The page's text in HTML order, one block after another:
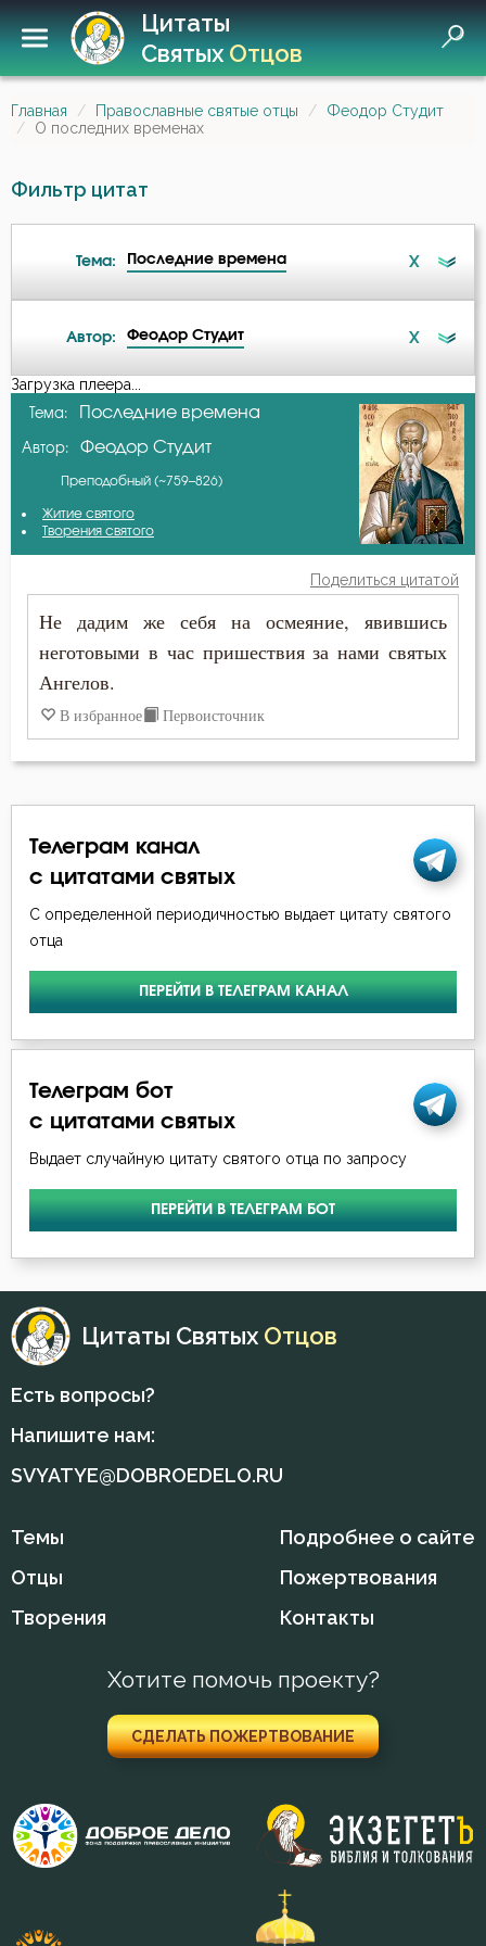
Цитаты
СвятыхОтцов
Главная Православные святые отцы
Феодор Студит
О последних временах
Фильтр цитат
Тема: Последние времена X
Атеизм
Безмолвие
Бесстрастие
Благодарность
Ближний
Бог
Борьба
Вера
Воздержание
Воля
Воскресение Христово
Глаза
Гордость
Грех
Заповеди
Зло
Искушение
Автор: Феодор Студит X
А-я
Варсонофий Оптинский (Плиханков)
Григорий Нисский
Ефрем Сирин
Игнатий Брянчанинов
Феодор Студит
Загрузка плеера...
Тема: Последние времена
Автор: Феодор Студит
Преподобный (~759–826)
Житие святого
Творения святого
Поделиться цитатой
Не дадим же себя на осмеяние, явившись
неготовыми в час пришествия за нами святых
Ангелов.
В избранное Первоисточник
Телеграм канал
с цитатами святых
С определенной периодичностью выдает цитату святого
отца
ПЕРЕЙТИ В ТЕЛЕГРАМ КАНАЛ
Телеграм бот
с цитатами святых
Выдает случайную цитату святого отца по запросу
ПЕРЕЙТИ В ТЕЛЕГРАМ БОТ
Цитаты Святых Отцов
Есть вопросы?
Напишите нам:
SVYATYE@DOBROEDELO.RU
Темы
Отцы
Творения
Подробнее о сайте
Пожертвования
Контакты
Хотите помочь проекту?
СДЕЛАТЬ ПОЖЕРТВОВАНИЕ